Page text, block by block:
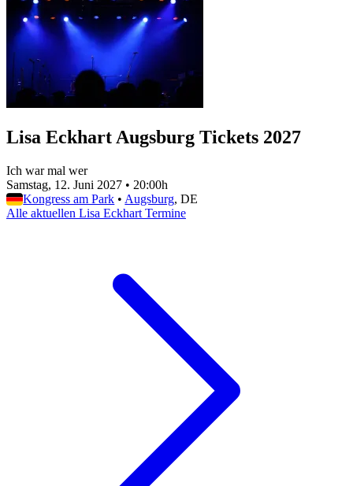
Lisa Eckhart Augsburg Tickets 2027
Ich war mal wer
Samstag, 12. Juni 2027 • 20:00h
Kongress am Park • Augsburg, DE
Alle aktuellen Lisa Eckhart Termine